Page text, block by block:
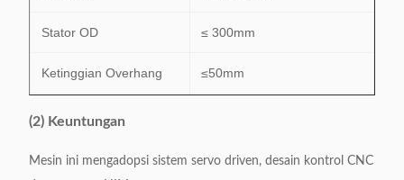
Stator OD ≤ 300mm
Ketinggian Overhang ≤50mm
Mode memelintir
(2) Keuntungan
Mesin ini mengadopsi sistem servo driven, desain kontrol CNC